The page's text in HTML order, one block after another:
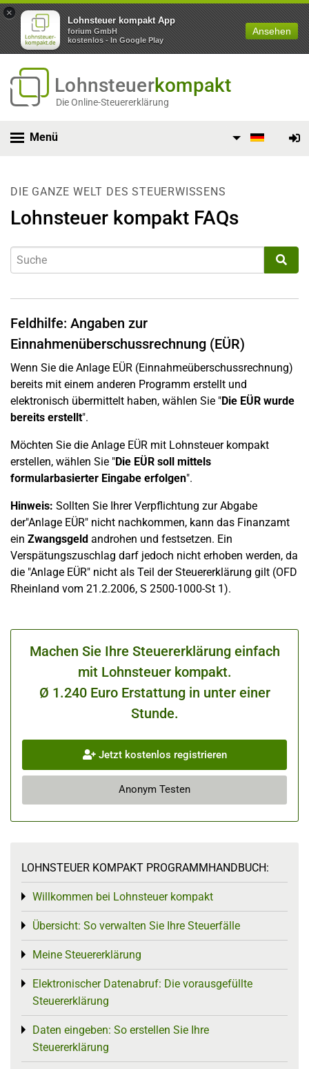
×
Lohnsteuer kompakt App
forium GmbH
kostenlos - In Google Play
Ansehen
Lohnsteuerkompakt
Die Online-Steuererklärung
Menü
DIE GANZE WELT DES STEUERWISSENS
Lohnsteuer kompakt FAQs
Feldhilfe: Angaben zur
Einnahmenüberschussrechnung (EÜR)
Wenn Sie die Anlage EÜR (Einnahmeüberschussrechnung)
bereits mit einem anderen Programm erstellt und
elektronisch übermittelt haben, wählen Sie "Die EÜR wurde
bereits erstellt".
Möchten Sie die Anlage EÜR mit Lohnsteuer kompakt
erstellen, wählen Sie "Die EÜR soll mittels
formularbasierter Eingabe erfolgen".
Hinweis: Sollten Sie Ihrer Verpflichtung zur Abgabe
der"Anlage EÜR" nicht nachkommen, kann das Finanzamt
ein Zwangsgeld androhen und festsetzen. Ein
Verspätungszuschlag darf jedoch nicht erhoben werden, da
die "Anlage EÜR" nicht als Teil der Steuererklärung gilt (OFD
Rheinland vom 21.2.2006, S 2500-1000-St 1).
Machen Sie Ihre Steuererklärung einfach
mit Lohnsteuer kompakt.
Ø 1.240 Euro Erstattung in unter einer
Stunde.
Jetzt kostenlos registrieren
Anonym Testen
LOHNSTEUER KOMPAKT PROGRAMMHANDBUCH:
Willkommen bei Lohnsteuer kompakt
Toggle menu
Übersicht: So verwalten Sie Ihre Steuerfälle
Toggle menu
Meine Steuererklärung
Toggle menu
Elektronischer Datenabruf: Die vorausgefüllte
Steuererklärung
Toggle menu
Daten eingeben: So erstellen Sie Ihre
Steuererklärung
Toggle menu